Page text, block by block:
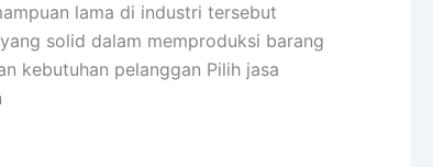
lama di industri tersebut
solid dalam memproduksi barang
kebutuhan pelanggan Pilih jasa